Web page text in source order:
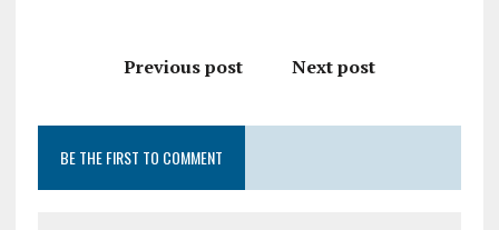
Previous post Next post
BE THE FIRST TO COMMENT